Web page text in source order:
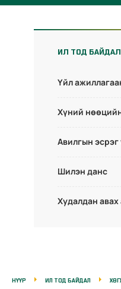
ИЛ ТОД БАЙДАЛ
Үйл
Хүний
Авилгын
Шилэн данс
Худалдан
НҮҮР ИЛ ТОД БАЙДАЛ